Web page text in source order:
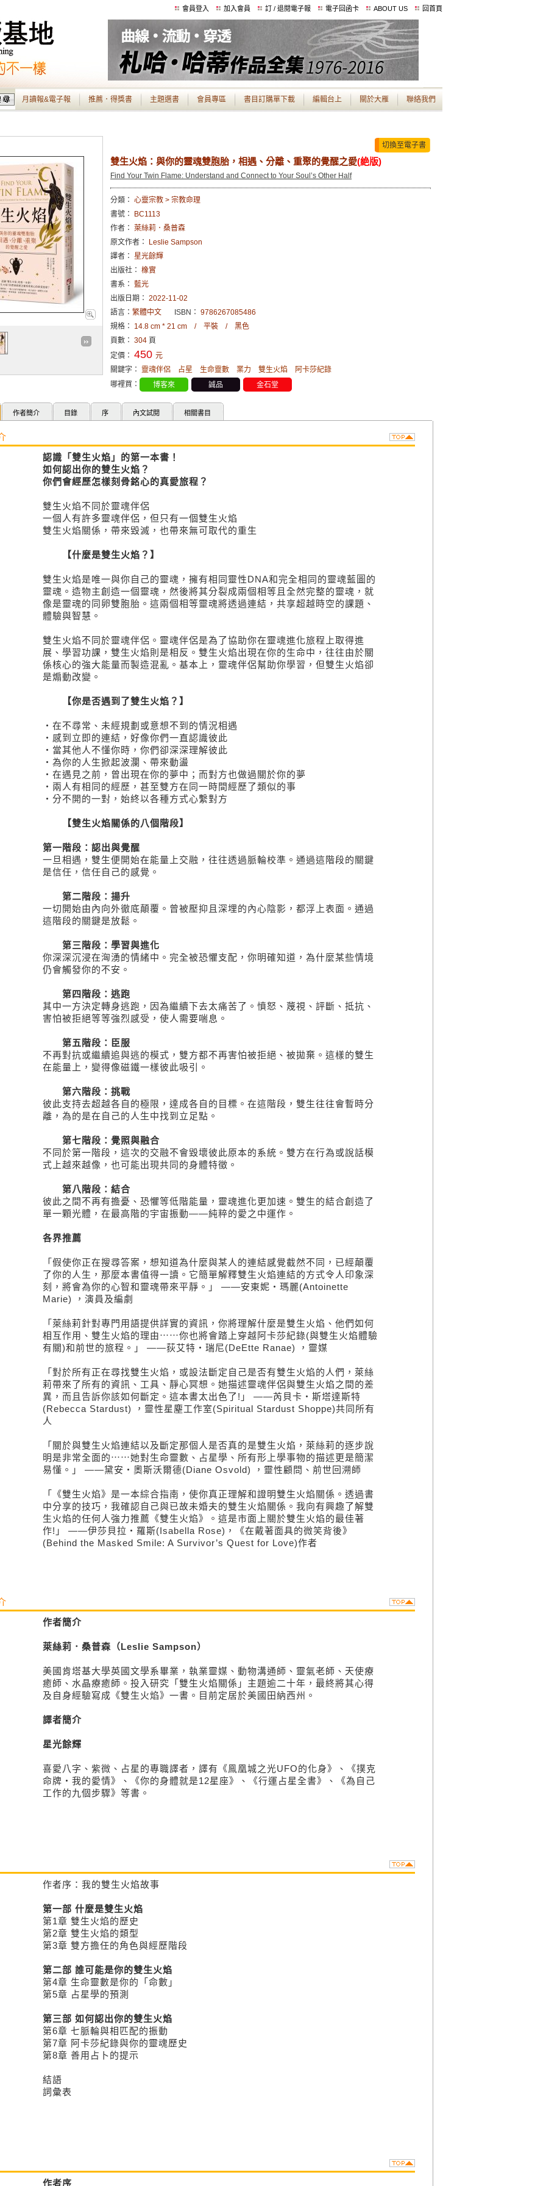
會員登入 加入會員 訂 / 退閱電子報 電子回函卡 ABOUT US 回首頁
月讀報&電子報 推薦．得獎書 主題選書 會員專區 書目訂購單下載 編輯台上 關於大雁 聯絡我們
切換至電子書
雙生火焰：與你的靈魂雙胞胎，相遇、分離、重聚的覺醒之愛(絶版)
Find Your Twin Flame: Understand and Connect to Your Soul’s Other Half
分類： 心靈宗教 > 宗教命理
書號：
BC1113
作者： 萊絲莉．桑普森
原文作者：
Leslie Sampson
譯者： 星光餘輝
出版社： 橡實
書系： 藍光
出版日期： 2022-11-02
語言： 繁體中文 ISBN： 9786267085486
規格： 14.8 cm * 21 cm / 平裝 / 黑色
頁數： 304 頁
定價： 450 元
關鍵字： 靈魂伴侶 占星 生命靈數 業力 雙生火焰
阿卡莎紀錄
哪裡買：
博客來 誠品 金石堂
作者簡介 目錄 序 內文試閱 相關書目
認識「雙生火焰」的第一本書！
如何認出你的雙生火焰？
你們會經歷怎樣刻骨銘心的真愛旅程？
雙生火焰不同於靈魂伴侶
一個人有許多靈魂伴侶，但只有一個雙生火焰
雙生火焰關係，帶來毀滅，也帶來無可取代的重生
【什麼是雙生火焰？】
雙生火焰是唯一與你自己的靈魂，擁有相同靈性DNA和完全相同的靈魂藍圖的
靈魂。造物主創造一個靈魂，然後將其分裂成兩個相等且全然完整的靈魂，就
像是靈魂的同卵雙胞胎。這兩個相等靈魂將透過連結，共享超越時空的課題、
體驗與智慧。
雙生火焰不同於靈魂伴侶。靈魂伴侶是為了協助你在靈魂進化旅程上取得進
展、學習功課，雙生火焰則是相反。雙生火焰出現在你的生命中，往往由於關
係核心的強大能量而製造混亂。基本上，靈魂伴侶幫助你學習，但雙生火焰卻
是煽動改變。
【你是否遇到了雙生火焰？】
・在不尋常、未經規劃或意想不到的情況相遇
・感到立即的連結，好像你們一直認識彼此
・當其他人不懂你時，你們卻深深理解彼此
・為你的人生掀起波瀾、帶來動盪
・在遇見之前，曾出現在你的夢中；而對方也做過關於你的夢
・兩人有相同的經歷，甚至雙方在同一時間經歷了類似的事
・分不開的一對，始終以各種方式心繫對方
【雙生火焰關係的八個階段】
第一階段：認出與覺醒
一旦相遇，雙生便開始在能量上交融，往往透過脈輪校準。通過這階段的關鍵
是信任，信任自己的感覺。
第二階段：揚升
一切開始由內向外徹底顛覆。曾被壓抑且深埋的內心陰影，都浮上表面。通過
這階段的關鍵是放鬆。
第三階段：學習與進化
你深深沉浸在洶湧的情緒中。完全被恐懼支配，你明確知道，為什麼某些情境
仍會觸發你的不安。
第四階段：逃跑
其中一方決定轉身逃跑，因為繼續下去太痛苦了。憤怒、蔑視、評斷、抵抗、
害怕被拒絕等等強烈感受，使人需要喘息。
第五階段：臣服
不再對抗或繼續追與逃的模式，雙方都不再害怕被拒絕、被拋棄。這樣的雙生
在能量上，變得像磁鐵一樣彼此吸引。
第六階段：挑戰
彼此支持去超越各自的極限，達成各自的目標。在這階段，雙生往往會暫時分
離，為的是在自己的人生中找到立足點。
第七階段：覺照與融合
不同於第一階段，這次的交融不會毀壞彼此原本的系統。雙方在行為或說話模
式上越來越像，也可能出現共同的身體特徵。
第八階段：結合
彼此之間不再有擔憂、恐懼等低階能量，靈魂進化更加速。雙生的結合創造了
單一顆光體，在最高階的宇宙振動——純粹的愛之中運作。
各界推薦
「假使你正在搜尋答案，想知道為什麼與某人的連結感覺截然不同，已經顛覆
了你的人生，那麼本書值得一讀。它簡單解釋雙生火焰連結的方式令人印象深
刻，將會為你的心智和靈魂帶來平靜。」 ——安東妮・瑪麗(Antoinette
Marie) ，演員及編劇
「萊絲莉針對專門用語提供詳實的資訊，你將理解什麼是雙生火焰、他們如何
相互作用、雙生火焰的理由⋯⋯你也將會踏上穿越阿卡莎紀錄(與雙生火焰體驗
有關)和前世的旅程。」 ——荻艾特・瑞尼(DeEtte Ranae) ，靈媒
「對於所有正在尋找雙生火焰，或設法斷定自己是否有雙生火焰的人們，萊絲
莉帶來了所有的資訊、工具、靜心冥想。她描述靈魂伴侶與雙生火焰之間的差
異，而且告訴你該如何斷定。這本書太出色了!」 ——芮貝卡・斯塔達斯特
(Rebecca Stardust) ，靈性星塵工作室(Spiritual Stardust Shoppe)共同所有
人
「關於與雙生火焰連結以及斷定那個人是否真的是雙生火焰，萊絲莉的逐步說
明是非常全面的⋯⋯她對生命靈數、占星學、所有形上學事物的描述更是簡潔
易懂。」 ——黛安・奧斯沃爾德(Diane Osvold) ，靈性顧問、前世回溯師
「《雙生火焰》是一本綜合指南，使你真正理解和證明雙生火焰關係。透過書
中分享的技巧，我確認自己與已故未婚夫的雙生火焰關係。我向有興趣了解雙
生火焰的任何人強力推薦《雙生火焰》。這是市面上關於雙生火焰的最佳著
作!」 ——伊莎貝拉・羅斯(Isabella Rose)，《在戴著面具的微笑背後》
(Behind the Masked Smile: A Survivor’s Quest for Love)作者
作者簡介
萊絲莉．桑普森（Leslie Sampson）
美國肯塔基大學英國文學系畢業，執業靈媒、動物溝通師、靈氣老師、天使療
癒師、水晶療癒師。投入研究「雙生火焰關係」主題逾二十年，最終將其心得
及自身經驗寫成《雙生火焰》一書。目前定居於美國田納西州。
譯者簡介
星光餘輝
喜愛八字、紫微、占星的專職譯者，譯有《鳯凰城之光UFO的化身》、《撲克
命牌・我的愛情》、《你的身體就是12星座》、《行運占星全書》、《為自己
工作的九個步驟》等書。
作者序：我的雙生火焰故事
第一部 什麼是雙生火焰
第1章 雙生火焰的歷史
第2章 雙生火焰的類型
第3章 雙方擔任的角色與經歷階段
第二部 誰可能是你的雙生火焰
第4章 生命靈數是你的「命數」
第5章 占星學的預測
第三部 如何認出你的雙生火焰
第6章 七脈輪與相匹配的振動
第7章 阿卡莎紀錄與你的靈魂歷史
第8章 善用占卜的提示
結語
詞彙表
作者序